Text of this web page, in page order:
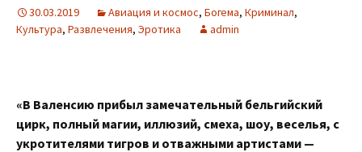
30.03.2019 Авиация и космос, Богема, Криминал,
Культура, Развлечения, Эротика admin
«В Валенсию прибыл замечательный бельгийский
цирк, полный магии, иллюзий, смеха, шоу, веселья, с
укротителями тигров и отважными артистами —